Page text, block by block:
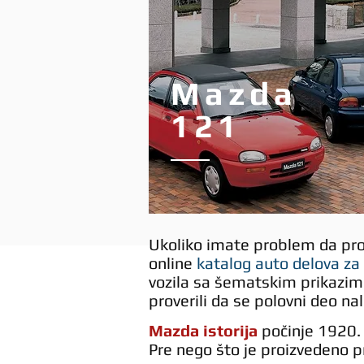
Mazda
121
Ukoliko imate problem da
online katalog auto delova
vozila sa šematskim
proverili da se polovni deo
Mazda istorija počinje 1920.
Pre nego što je proizvedeno